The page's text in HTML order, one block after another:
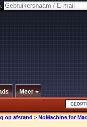
Meer
op afstand > NoMachine for